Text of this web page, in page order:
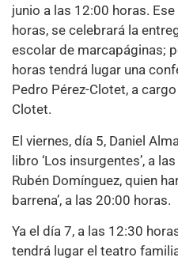
junio a las 12:00 horas.
horas, se celebrará la
escolar de marcapáginas;
horas tendrá lugar una
Pedro Pérez-Clotet, a
Clotet.
El viernes, día 5, Daniel
libro ‘Los insurgentes’, a
Rubén Domínguez, quien
barrena’, a las 20:00 horas.
Ya el día 7, a las 12:30
tendrá lugar el teatro